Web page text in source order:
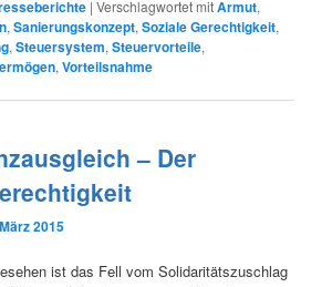
|Verschlagwortet mitArmut,
,Sanierungskonzept,Soziale Gerechtigkeit,
,Steuersystem,Steuervorteile,
,Vorteilsnahme
– Der
2015
ist das Fell vom Solidaritätszuschlag